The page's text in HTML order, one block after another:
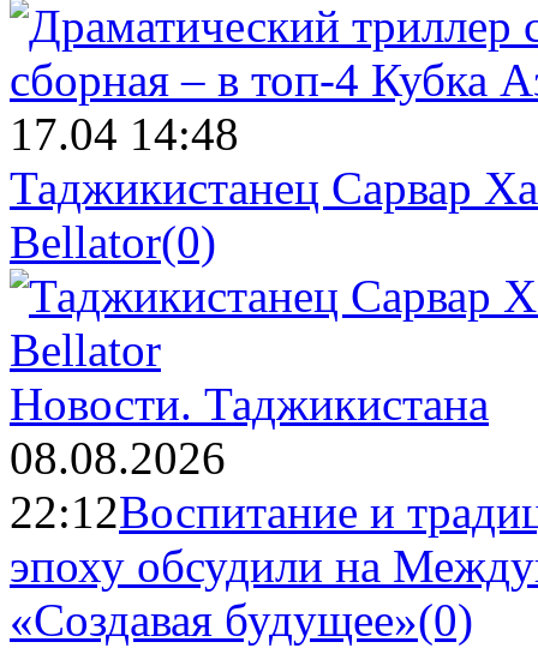
17.04 14:48
Таджикистанец Сарвар
Bellator(0)
Новости. Таджикистана
08.08.2026
22:12Воспитание и
эпоху обсудили на
«Создавая будущее»(0)